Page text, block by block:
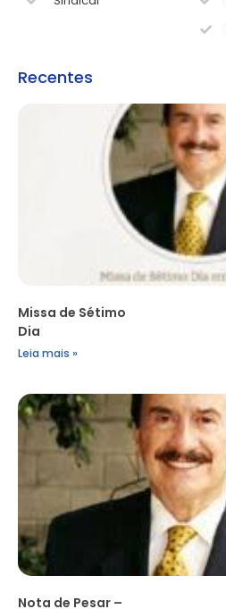
Recentes
Missa de Sétimo
Dia
Leia mais »
Nota de Pesar –